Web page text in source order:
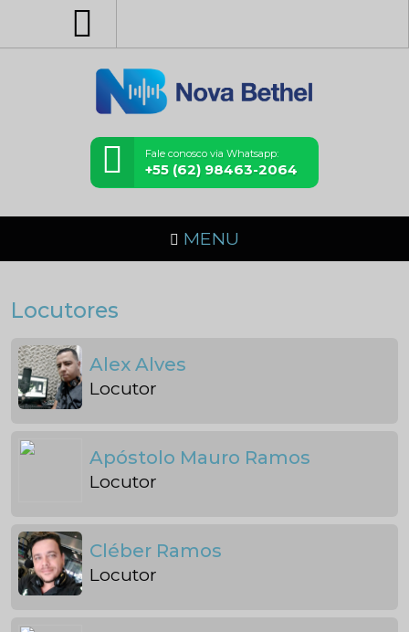
Fale conosco via Whatsapp:
+55 (62) 98463-2064
MENU
Locutores
Alex Alves
Locutor
Apóstolo Mauro Ramos
Locutor
Cléber Ramos
Locutor